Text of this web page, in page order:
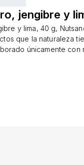
jengibre y
y lima, 40 g,
que la naturaleza
únicamente con
antes: ver envase.